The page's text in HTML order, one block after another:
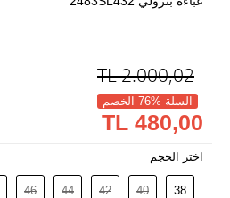
2.000,02
TL
السلة %76 الخصم
480,00 TL
اختر الحجم
38
40
42
44
46